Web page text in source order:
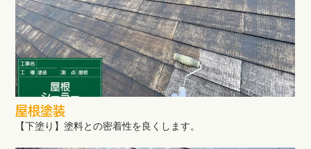
屋根塗装
【下塗り】塗料との密着性を良くします。